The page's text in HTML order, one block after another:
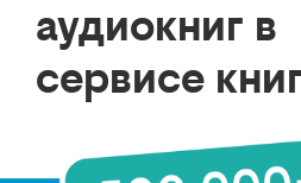
аудиокниг в
сервисе